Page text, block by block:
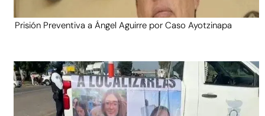
Prisión Preventiva a Ángel Aguirre por Caso Ayotzinapa